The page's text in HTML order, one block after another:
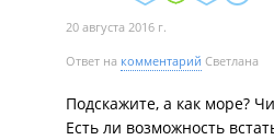
20 августа 2016 г.
Ответ на комментарий Светлана
Подскажите, а как море?
Есть ли возможность